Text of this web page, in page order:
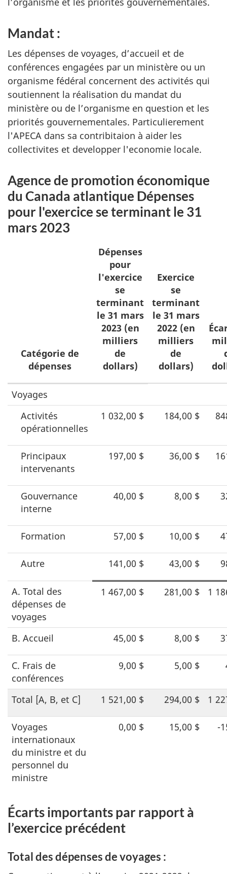
Mandat :
Les dépenses de voyages, d’accueil et de
conférences engagées par un ministère ou un
organisme fédéral concernent des activités qui
soutiennent la réalisation du mandat du
ministère ou de l’organisme en question et les
priorités gouvernementales. Particulierement
l'APECA dans sa contribitaion à aider les
collectivites et developper l'economie locale.
Agence de promotion économique
du Canada atlantique Dépenses
pour l'exercice se terminant le 31
mars 2023
Dépenses
de
voyages,
conférences
Catégorie de
dépenses
Dépenses
pour
l'exercice
se
terminant
le 31 mars
2023 (en
milliers
de
dollars)
Exercice
se
terminant
le 31 mars
2022 (en
milliers
de
dollars)
Voyages
Activités
opérationnelles
1 032,00 $ 184,00 $
Principaux
intervenants
197,00 $ 36,00 $
Gouvernance
interne
40,00 $ 8,00 $
Formation 57,00 $ 10,00 $
Autre 141,00 $ 43,00 $
A. Total des
dépenses de
voyages
1 467,00 $ 281,00 $ 1
B. Accueil 45,00 $ 8,00 $
C. Frais de
conférences
9,00 $ 5,00 $
Total [A, B, et C] 1 521,00 $ 294,00 $ 1
Voyages
internationaux
du ministre et du
personnel du
ministre
0,00 $ 15,00 $ -
Écarts importants par rapport à
l’exercice précédent
Total des dépenses de voyages :